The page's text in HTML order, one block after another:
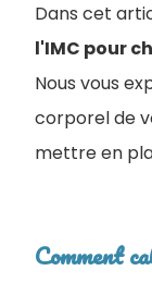
Dans cet
l'IMC pour
Nous vous
corporel de
mettre en
Comment